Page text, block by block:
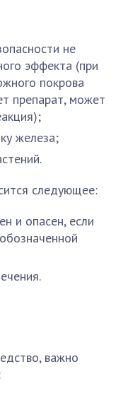
не
эффекта (при
покрова
препарат, может
железа;
следующее:
и опасен, если
важно